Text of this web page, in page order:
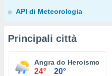
API di Meteorologia
Principali città
Angra do Heroismo
24° 20°